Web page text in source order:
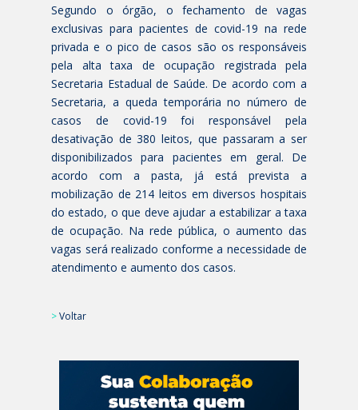
Segundo o órgão, o fechamento de vagas
exclusivas para pacientes de covid-19 na rede
privada e o pico de casos são os responsáveis
pela alta taxa de ocupação registrada pela
Secretaria Estadual de Saúde. De acordo com a
Secretaria, a queda temporária no número de
casos de covid-19 foi responsável pela
desativação de 380 leitos, que passaram a ser
disponibilizados para pacientes em geral. De
acordo com a pasta, já está prevista a
mobilização de 214 leitos em diversos hospitais
do estado, o que deve ajudar a estabilizar a taxa
de ocupação. Na rede pública, o aumento das
vagas será realizado conforme a necessidade de
atendimento e aumento dos casos.
>Voltar